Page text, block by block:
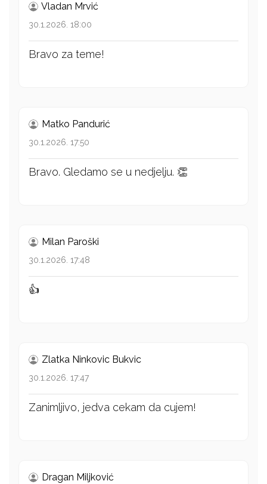
Vladan Mrvić
30.1.2026. 18:00
Bravo za teme!
Matko Pandurić
30.1.2026. 17:50
Bravo. Gledamo se u nedjelju. 👏
Milan Paroški
30.1.2026. 17:48
👍
Zlatka Ninkovic Bukvic
30.1.2026. 17:47
Zanimljivo, jedva cekam da cujem!
Dragan Miljković